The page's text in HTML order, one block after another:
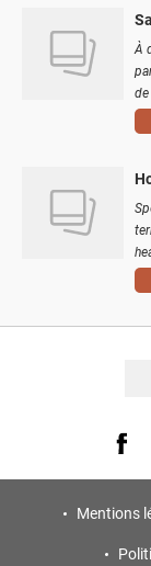
À
de
Visit
Mentions